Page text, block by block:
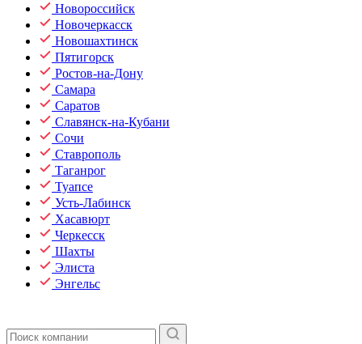
Новороссийск
Новочеркасск
Новошахтинск
Пятигорск
Ростов-на-Дону
Самара
Саратов
Славянск-на-Кубани
Сочи
Ставрополь
Таганрог
Туапсе
Усть-Лабинск
Хасавюрт
Черкесск
Шахты
Элиста
Энгельс